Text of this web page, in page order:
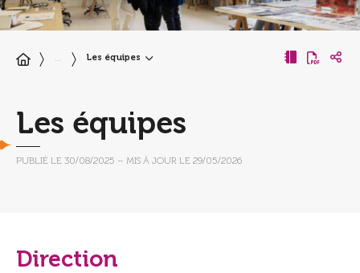
… Les équipes
Les équipes
PUBLIÉ LE 30/08/2025 – MIS À JOUR LE 29/05/2026
Direction